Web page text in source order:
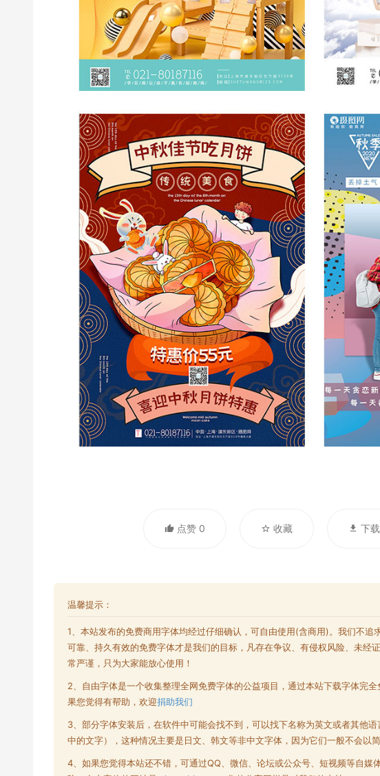
点赞 0 收藏 下载
温馨提示：
1、本站发布的免费商用字体均经过仔细确认，可自由使用(含商用)。我们不追
可靠、持久有效的免费字体才是我们的目标，凡存在争议、有侵权风险、未经
常严谨，只为大家能放心使用！
2、自由字体是一个收集整理全网免费字体的公益项目，通过本站下载字体完
果您觉得有帮助，欢迎捐助我们
3、部分字体安装后，在软件中可能会找不到，可以找下名称为英文或者其他
中的文字），这种情况主要是日文、韩文等非中文字体，因为它们一般不会以简
4、如果您觉得本站还不错，可通过QQ、微信、论坛或公众号、短视频等自媒